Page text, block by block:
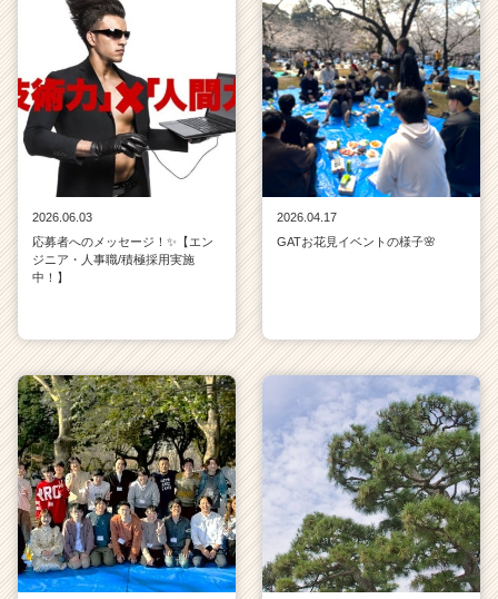
2026.06.03
応募者へのメッセージ！✨【エン
ジニア・人事職/積極採用実施
中！】
2026.04.17
GATお花見イベントの様子🌸